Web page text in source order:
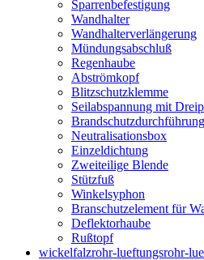
Sparrenbefestigung
Wandhalter
Wandhalterverlängerung
Mündungsabschluß
Regenhaube
Abströmkopf
Blitzschutzklemme
Seilabspannung mit
Brandschutzdurchführung
Neutralisationsbox
Einzeldichtung
Zweiteilige Blende
Stützfuß
Winkelsyphon
Branschutzelement für
Deflektorhaube
Rußtopf
wickelfalzrohr-lueftungsrohr-